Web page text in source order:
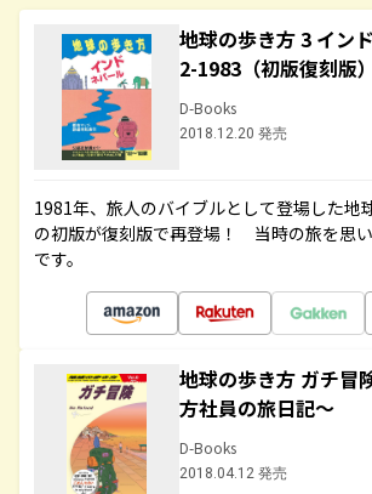
地球の歩き方 3 イン
2-1983（初版復刻版）
D-Books
2018.12.20 発売
1981年、旅人のバイブルとして登場した地
の初版が復刻版で再登場！ 当時の旅を思
です。
地球の歩き方 ガチ冒
方社員の旅日記～
D-Books
2018.04.12 発売